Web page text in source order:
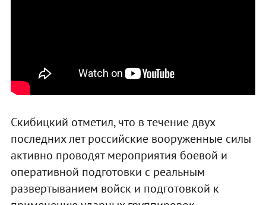
Скибицкий отметил, что в течение двух
последних лет российские вооруженные силы
активно проводят мероприятия боевой и
оперативной подготовки с реальным
развертыванием войск и подготовкой к